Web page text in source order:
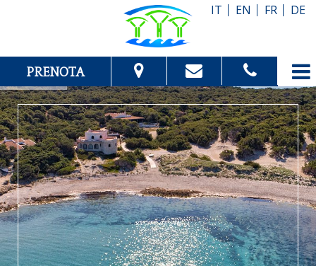
IT EN FR DE
PRENOTA
Dal:
Al:
Adulti: Bambini:
scopri di più